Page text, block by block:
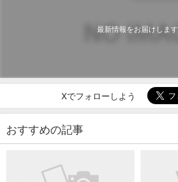
最新情報をお届けします
Xでフォローしよう
おすすめの記事